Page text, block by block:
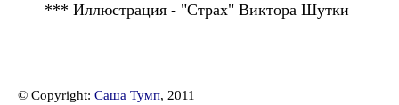
*** Иллюстрация - "Страх" Виктора Шутки
© Copyright: Саша Тумп, 2011